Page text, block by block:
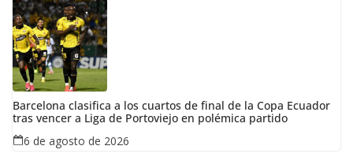
Barcelona clasifica a los cuartos de final de la Copa Ecuador
tras vencer a Liga de Portoviejo en polémica partido
6 de agosto de 2026